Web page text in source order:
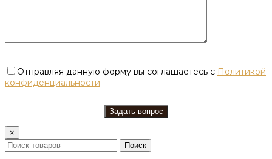
Отправляя данную форму вы соглашаетесь с Политикой
конфиденциальности
×
Поиск